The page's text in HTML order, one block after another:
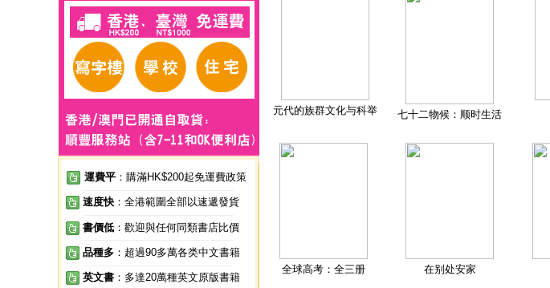
運費平 ：購滿HK$200起免運費政策
速度快 ：全港範圍全部以速遞發貨
書價低 ：歡迎與任何同類書店比價
品種多 ：超過90多萬各类中文書籍
英文書 ：多達20萬種英文原版書籍
元代的族群文化与科举 七十二物候：顺时生活
全球高考：全三册 在别处安家